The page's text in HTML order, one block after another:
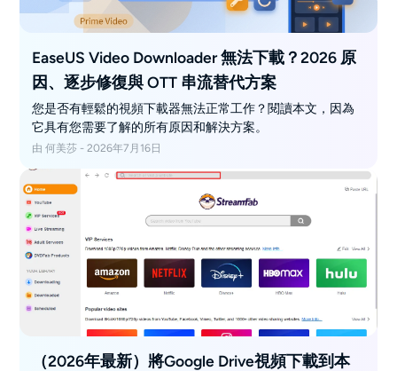
EaseUS Video Downloader 無法下載？2026 原
因、逐步修復與 OTT 串流替代方案
您是否有輕鬆的視頻下載器無法正常工作？閱讀本文，因為
它具有您需要了解的所有原因和解決方案。
由 何美莎 - 2026年7月16日
（2026年最新）將Google Drive視頻下載到本